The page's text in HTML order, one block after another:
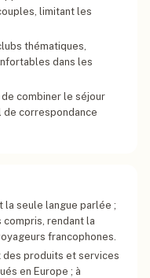
limitant les
thématiques,
dans les
combiner le séjour
de correspondance
la seule langue parlée ;
rendant la
francophones.
des produits et services
en Europe ; à